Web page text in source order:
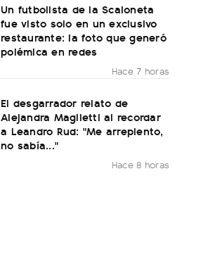
Un futbolista de la Scaloneta
fue visto solo en un exclusivo
restaurante: la foto que generó
polémica en redes
Hace 7 horas
El desgarrador relato de
Alejandra Maglietti al recordar
a Leandro Rud: "Me arrepiento,
no sabía..."
Hace 8 horas